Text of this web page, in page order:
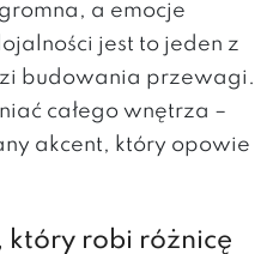
a emocje
jest to jeden z
budowania przewagi.
całego wnętrza –
akcent, który opowie
robi różnicę